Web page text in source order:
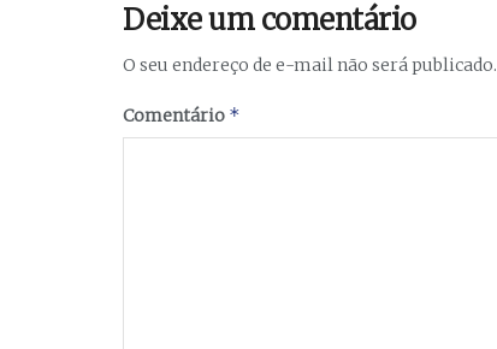
Deixe um comentário
O seu endereço de e-mail não será publicado.
Comentário *